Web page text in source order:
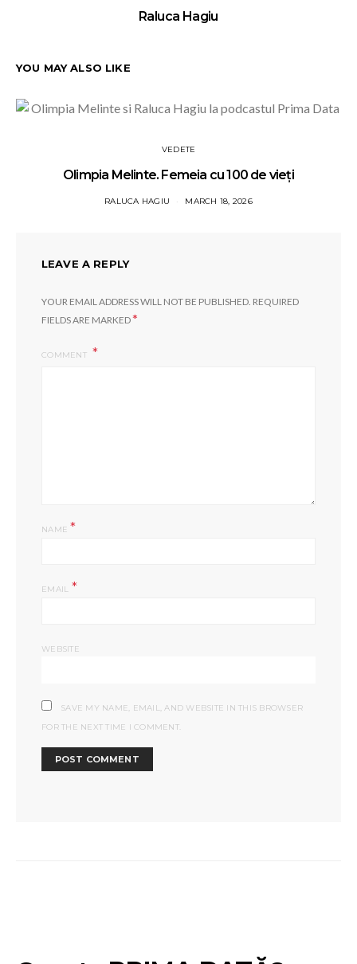
Raluca Hagiu
YOU MAY ALSO LIKE
VEDETE
Olimpia Melinte. Femeia cu 100 de vieți
RALUCA HAGIU MARCH 18, 2026
LEAVE A REPLY
YOUR EMAIL ADDRESS WILL NOT BE PUBLISHED. REQUIRED
FIELDS ARE MARKED*
COMMENT
NAME*
EMAIL *
WEBSITE
SAVE MY NAME, EMAIL, AND WEBSITE IN THIS BROWSER
FOR THE NEXT TIME I COMMENT.